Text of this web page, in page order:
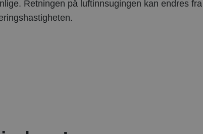
Retningen på luftinnsugingen kan endres